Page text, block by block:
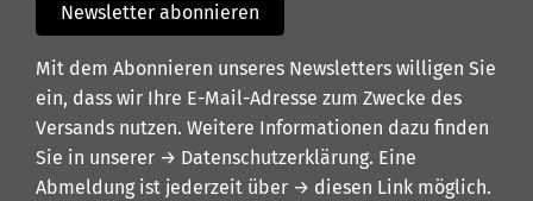
Newsletter abonnieren
Mit dem Abonnieren unseres Newsletters willigen Sie
ein, dass wir Ihre E-Mail-Adresse zum Zwecke des
Versands nutzen. Weitere Informationen dazu finden
Sie in unserer → Datenschutzerklärung. Eine
Abmeldung ist jederzeit über → diesen Link möglich.